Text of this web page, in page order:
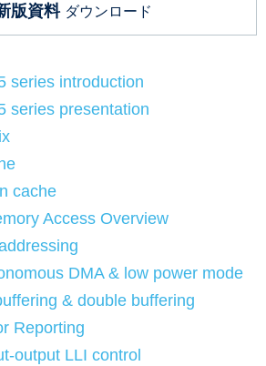
版資料 ダウンロード
series introduction
series presentation
cache
Access Overview
DMA & low power mode
& double buffering
Reporting
output LLI control